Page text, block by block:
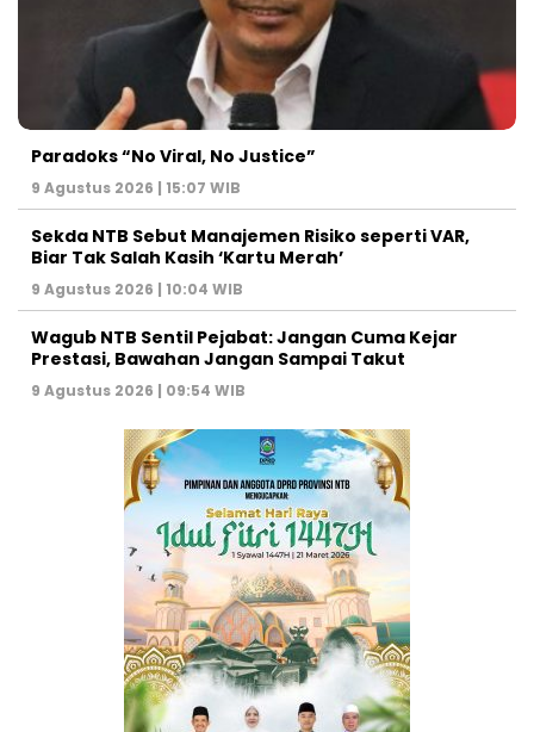
Paradoks “No Viral, No Justice”
9 Agustus 2026 | 15:07 WIB
Sekda NTB Sebut Manajemen Risiko seperti VAR,
Biar Tak Salah Kasih ‘Kartu Merah’
9 Agustus 2026 | 10:04 WIB
Wagub NTB Sentil Pejabat: Jangan Cuma Kejar
Prestasi, Bawahan Jangan Sampai Takut
9 Agustus 2026 | 09:54 WIB